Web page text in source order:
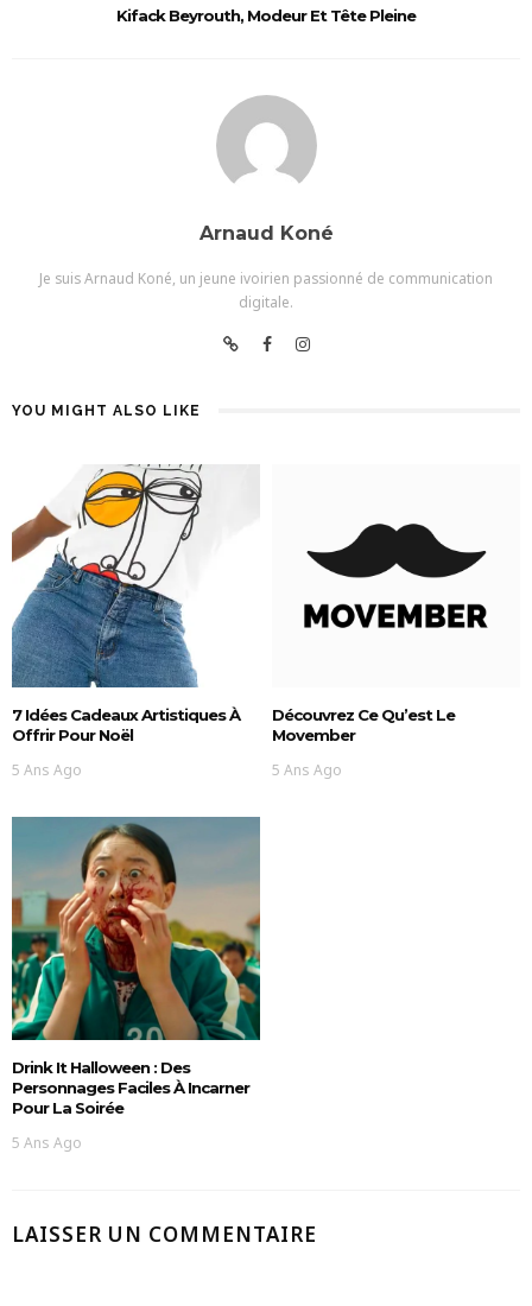
Kifack Beyrouth, Modeur Et Tête Pleine
Arnaud Koné
Je suis Arnaud Koné, un jeune ivoirien passionné de communication
digitale.
YOU MIGHT ALSO LIKE
7 Idées Cadeaux Artistiques À
Offrir Pour Noël
5 Ans Ago
Découvrez Ce Qu’est Le
Movember
5 Ans Ago
Drink It Halloween : Des
Personnages Faciles À Incarner
Pour La Soirée
5 Ans Ago
LAISSER UN COMMENTAIRE